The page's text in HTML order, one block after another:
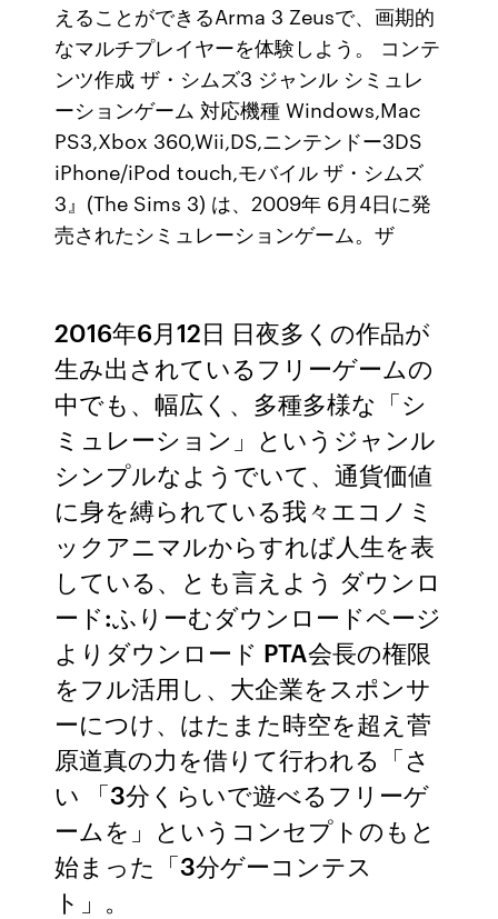
えることができるArma 3 Zeusで、画期的
なマルチプレイヤーを体験しよう。 コンテ
ンツ作成 ザ・シムズ3 ジャンル シミュレ
ーションゲーム 対応機種 Windows,Mac
PS3,Xbox 360,Wii,DS,ニンテンドー3DS
iPhone/iPod touch,モバイル ザ・シムズ
3』(The Sims 3) は、2009年 6月4日に発
売されたシミュレーションゲーム。ザ
2016年6月12日 日夜多くの作品が
生み出されているフリーゲームの
中でも、幅広く、多種多様な「シ
ミュレーション」というジャンル
シンプルなようでいて、通貨価値
に身を縛られている我々エコノミ
ックアニマルからすれば人生を表
している、とも言えよう ダウンロ
ード:ふりーむダウンロードページ
よりダウンロード PTA会長の権限
をフル活用し、大企業をスポンサ
ーにつけ、はたまた時空を超え菅
原道真の力を借りて行われる「さ
い 「3分くらいで遊べるフリーゲ
ームを」というコンセプトのもと
始まった「3分ゲーコンテス
ト」。